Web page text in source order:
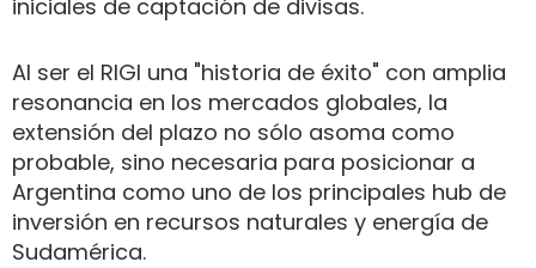
iniciales de captación de divisas.
Al ser el RIGI una "historia de éxito" con amplia
resonancia en los mercados globales, la
extensión del plazo no sólo asoma como
probable, sino necesaria para posicionar a
Argentina como uno de los principales hub de
inversión en recursos naturales y energía de
Sudamérica.